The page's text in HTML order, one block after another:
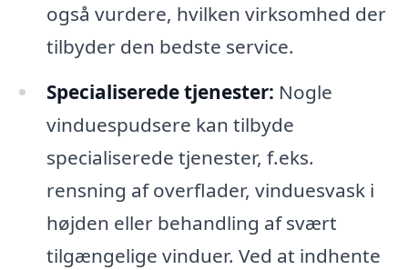
også vurdere, hvilken virksomhed der
tilbyder den bedste service.
Specialiserede tjenester: Nogle
vinduespudsere kan tilbyde
specialiserede tjenester, f.eks.
rensning af overflader, vinduesvask i
højden eller behandling af svært
tilgængelige vinduer. Ved at indhente